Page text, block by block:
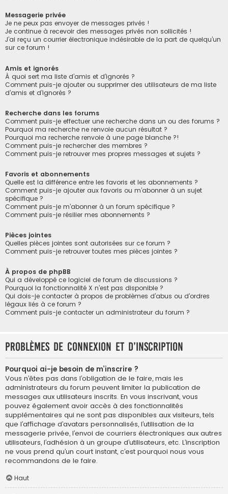
Messagerie privée
Je ne peux pas envoyer de messages privés !
Je continue à recevoir des messages privés non sollicités !
J’ai reçu un courrier électronique indésirable de la part de quelqu’un
sur ce forum !
Amis et ignorés
À quoi sert ma liste d’amis et d’ignorés ?
Comment puis-je ajouter ou supprimer des utilisateurs de ma liste
d’amis et d’ignorés ?
Recherche dans les forums
Comment puis-je effectuer une recherche dans un ou des forums ?
Pourquoi ma recherche ne renvoie aucun résultat ?
Pourquoi ma recherche renvoie à une page blanche ?!
Comment puis-je rechercher des membres ?
Comment puis-je retrouver mes propres messages et sujets ?
Favoris et abonnements
Quelle est la différence entre les favoris et les abonnements ?
Comment puis-je ajouter aux favoris ou m’abonner à un sujet
spécifique ?
Comment puis-je m’abonner à un forum spécifique ?
Comment puis-je résilier mes abonnements ?
Pièces jointes
Quelles pièces jointes sont autorisées sur ce forum ?
Comment puis-je retrouver toutes mes pièces jointes ?
À propos de phpBB
Qui a développé ce logiciel de forum de discussions ?
Pourquoi la fonctionnalité X n’est pas disponible ?
Qui dois-je contacter à propos de problèmes d’abus ou d’ordres
légaux liés à ce forum ?
Comment puis-je contacter un administrateur du forum ?
Problèmes de connexion et d’inscription
Pourquoi ai-je besoin de m’inscrire ?
Vous n’êtes pas dans l’obligation de le faire, mais les
administrateurs du forum peuvent limiter la publication de
messages aux utilisateurs inscrits. En vous inscrivant, vous
pouvez également avoir accès à des fonctionnalités
supplémentaires qui ne sont pas disponibles aux visiteurs, tels
que l’affichage d’avatars personnalisés, l’utilisation de la
messagerie privée, l’envoi de courriers électroniques aux autres
utilisateurs, l’adhésion à un groupe d’utilisateurs, etc. L’inscription
ne vous prend qu’un court instant, c’est pourquoi nous vous
recommandons de le faire.
Haut